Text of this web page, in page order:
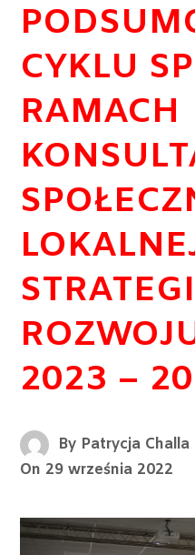
CYKLU
RAMACH
2023 –
By Patrycja Challa
On 29 września 2022